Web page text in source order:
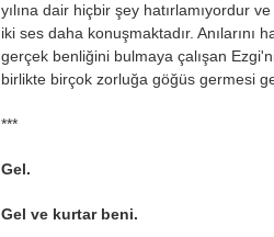
yılına dair hiçbir şey hatırlamıyordur
iki ses daha konuşmaktadır. Anılarını
gerçek benliğini bulmaya çalışan
birlikte birçok zorluğa göğüs germesi
***
Gel.
Gel ve kurtar beni.